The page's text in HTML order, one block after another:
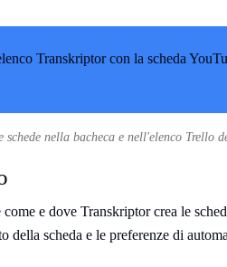
nella bacheca e nell'elenco Trello
e dove Transkriptor crea le
della scheda e le preferenze di